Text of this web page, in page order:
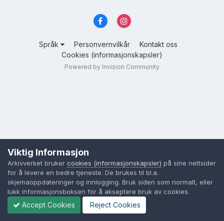
Språk Personvernvilkår
Kontakt oss
Cookies (informasjonskapsler)
Powered by Invision Community
Viktig Informasjon
Arkivverket bruker cookies (informasjonskapsler) på sine nettsider
for å levere en bedre tjeneste. De brukes til bl.a.
skjemaoppdateringer og innlogging. Bruk siden som normalt, eller
lukk informasjonsboksen for å akseptere bruk av cookies.
Accept Cookies Reject Cookies